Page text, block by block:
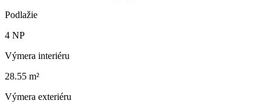
Podlažie
4 NP
Výmera interiéru
28.55 m²
Výmera exteriéru